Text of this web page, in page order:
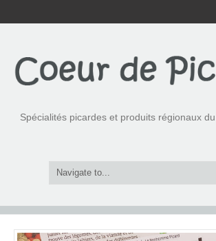
Spécialités picardes et produits régionaux